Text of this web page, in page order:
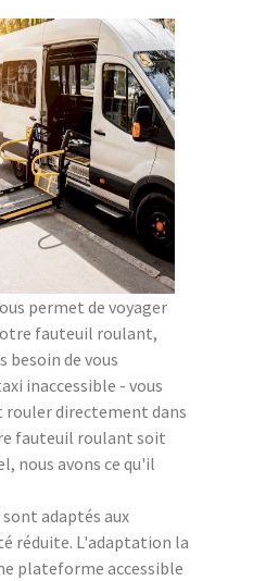
permet de voyager
fauteuil roulant,
besoin de vous
inaccessible - vous
directement dans
fauteuil roulant soit
nous avons ce qu'il
sont adaptés aux
réduite. L'adaptation la
plateforme accessible